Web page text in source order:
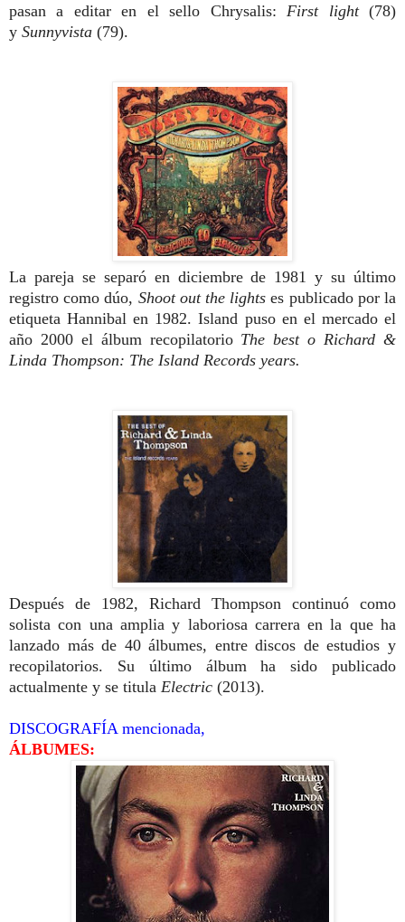
pasan a editar en el sello Chrysalis: First light(78)
y Sunnyvista (79).
La pareja se separó en diciembre de 1981 y su último
registro como dúo, Shoot out the lights es publicado por la
etiqueta Hannibal en 1982. Island puso en el mercado el
año 2000 el álbum recopilatorio The best o Richard &
Linda Thompson: The Island Records years.
Después de 1982, Richard Thompson continuó como
solista con una amplia y laboriosa carrera en la que ha
lanzado más de 40 álbumes, entre discos de estudios y
recopilatorios. Su último álbum ha sido publicado
actualmente y se titula Electric (2013).
DISCOGRAFÍA mencionada,
ÁLBUMES: